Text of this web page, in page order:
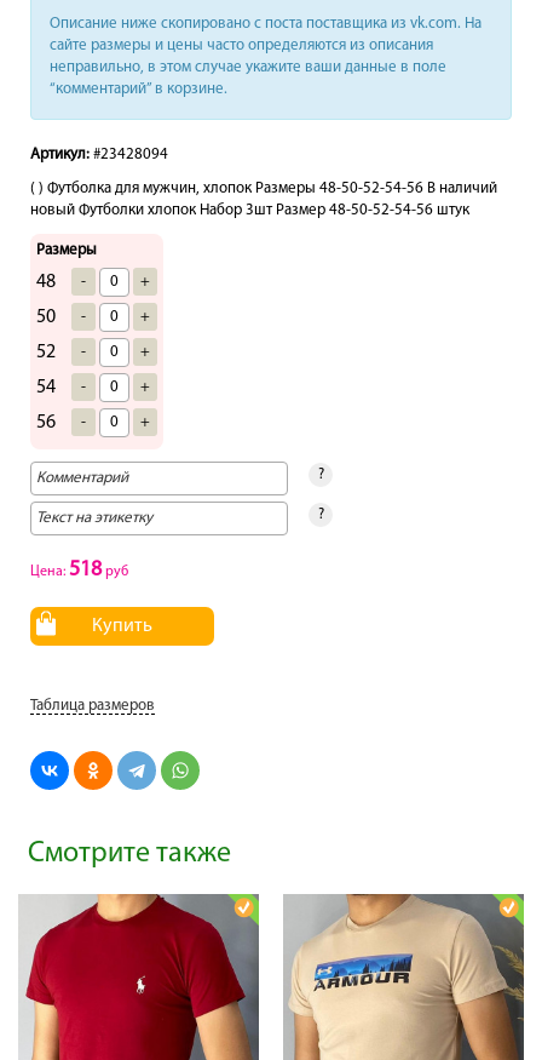
Описание ниже скопировано с поста поставщика из vk.com. На
сайте размеры и цены часто определяются из описания
неправильно, в этом случае укажите ваши данные в поле
“комментарий” в корзине.
Артикул: #23428094
( ) Футболка для мужчин, хлопок Размеры 48-50-52-54-56 В наличий
новый Футболки хлопок Набор 3шт Размер 48-50-52-54-56 штук
Размеры
48 - +
50 - +
52 - +
54 - +
56 - +
?
?
Цена: 518руб
Купить
Таблица размеров
Смотрите также